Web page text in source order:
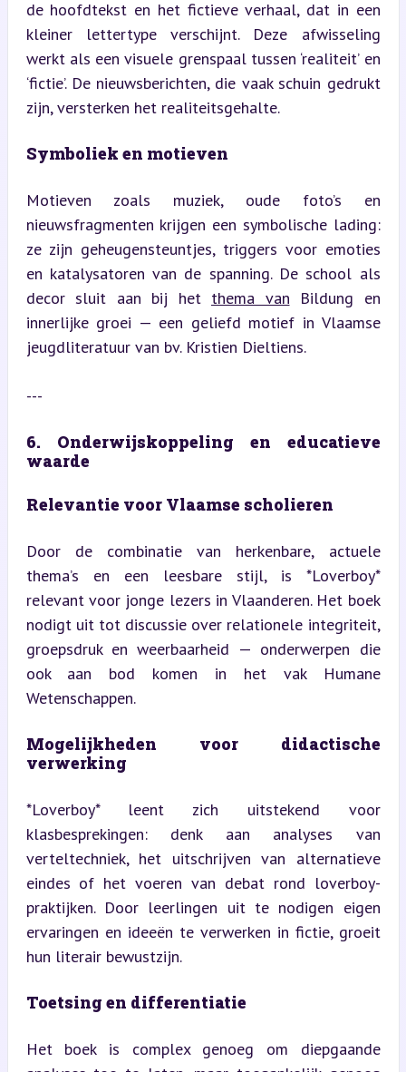
de hoofdtekst en het fictieve verhaal, dat in een
kleiner lettertype verschijnt. Deze afwisseling
werkt als een visuele grenspaal tussen ‘realiteit’ en
‘fictie’. De nieuwsberichten, die vaak schuin gedrukt
zijn, versterken het realiteitsgehalte.
Symboliek en motieven
Motieven zoals muziek, oude foto’s en
nieuwsfragmenten krijgen een symbolische lading:
ze zijn geheugensteuntjes, triggers voor emoties
en katalysatoren van de spanning. De school als
decor sluit aan bij het thema van Bildung en
innerlijke groei — een geliefd motief in Vlaamse
jeugdliteratuur van bv. Kristien Dieltiens.
---
6. Onderwijskoppeling en educatieve
waarde
Relevantie voor Vlaamse scholieren
Door de combinatie van herkenbare, actuele
thema’s en een leesbare stijl, is *Loverboy*
relevant voor jonge lezers in Vlaanderen. Het boek
nodigt uit tot discussie over relationele integriteit,
groepsdruk en weerbaarheid — onderwerpen die
ook aan bod komen in het vak Humane
Wetenschappen.
Mogelijkheden voor didactische
verwerking
*Loverboy* leent zich uitstekend voor
klasbesprekingen: denk aan analyses van
verteltechniek, het uitschrijven van alternatieve
eindes of het voeren van debat rond loverboy-
praktijken. Door leerlingen uit te nodigen eigen
ervaringen en ideeën te verwerken in fictie, groeit
hun literair bewustzijn.
Toetsing en differentiatie
Het boek is complex genoeg om diepgaande